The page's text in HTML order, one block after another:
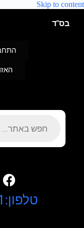
Skip to content
בס"ד
טלפון:077-5540051